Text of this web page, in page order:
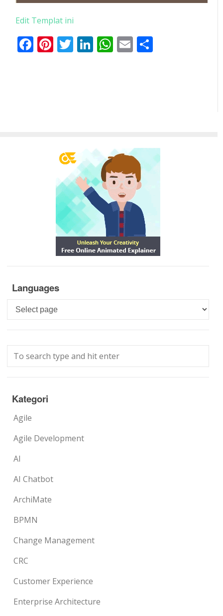
Edit Templat ini
Facebook
Pinterest
Twitter
LinkedIn
WhatsApp
Email
Languages
Languages
Kategori
Agile
Agile Development
AI
AI Chatbot
ArchiMate
BPMN
Change Management
CRC
Customer Experience
Enterprise Architecture